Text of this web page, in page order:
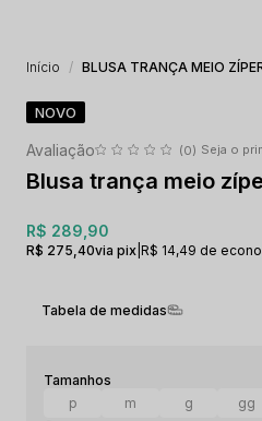
Início BLUSA TRANÇA MEIO
NOVO
(0) Seja o
Blusa trança meio
R$ 275,40via pix R$ 14,49 de
R$ 289,90
Tabela de medidas
p m g gg